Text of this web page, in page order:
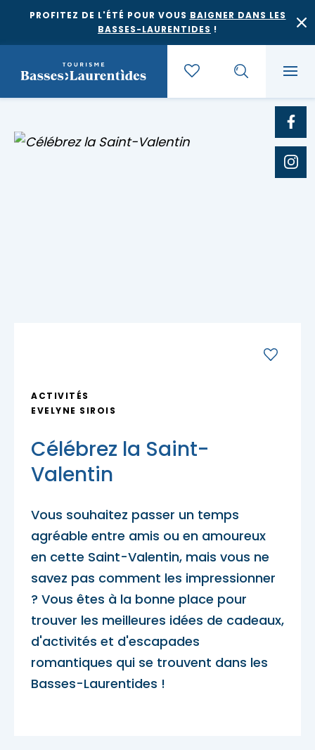
PROFITEZ DE L'ÉTÉ POUR VOUS BAIGNER DANS LES
BASSES-LAURENTIDES !
Quoi faire
Nature, plein air et activités familiales
Hôtels et motels
Location de chalet
Pique-nique et repas pour emporter
Traiteurs et salles de réception
Escapades plein air
Escapades bien-être
Trouvez des escapades
MRC d'Argenteuil
MRC Thérèse-De Blainville
Blogue
Carte des attraits
Calendrier
Mariages
Accès membre
Nous joindre
ACTIVITÉS
EVELYNE SIROIS
Célébrez la Saint-
Valentin
Vous souhaitez passer un temps
agréable entre amis ou en amoureux
en cette Saint-Valentin, mais vous ne
savez pas comment les impressionner
? Vous êtes à la bonne place pour
trouver les meilleures idées de cadeaux,
d'activités et d'escapades
romantiques qui se trouvent dans les
Basses-Laurentides !